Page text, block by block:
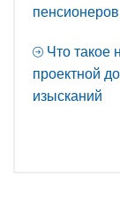
пенсионеров
Что такое
проектной
изысканий